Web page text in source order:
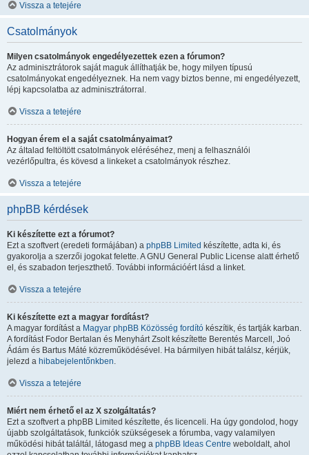
Vissza a tetejére
Csatolmányok
Milyen csatolmányok engedélyezettek ezen a fórumon?
Az adminisztrátorok saját maguk állíthatják be, hogy milyen típusú
csatolmányokat engedélyeznek. Ha nem vagy biztos benne, mi engedélyezett,
lépj kapcsolatba az adminisztrátorral.
Vissza a tetejére
Hogyan érem el a saját csatolmányaimat?
Az általad feltöltött csatolmányok eléréséhez, menj a felhasználói
vezérlőpultra, és kövesd a linkeket a csatolmányok részhez.
Vissza a tetejére
phpBB kérdések
Ki készítette ezt a fórumot?
Ezt a szoftvert (eredeti formájában) a phpBB Limited készítette, adta ki, és
gyakorolja a szerzői jogokat felette. A GNU General Public License alatt érhető
el, és szabadon terjeszthető. További információért lásd a linket.
Vissza a tetejére
Ki készítette ezt a magyar fordítást?
A magyar fordítást a Magyar phpBB Közösség fordító készítik, és tartják karban.
A fordítást Fodor Bertalan és Menyhárt Zsolt készítette Berentés Marcell, Joó
Ádám és Bartus Máté közreműködésével. Ha bármilyen hibát találsz, kérjük,
jelezd a hibabejelentőnkben.
Vissza a tetejére
Miért nem érhető el az X szolgáltatás?
Ezt a szoftvert a phpBB Limited készítette, és licenceli. Ha úgy gondolod, hogy
újabb szolgáltatások, funkciók szükségesek a fórumba, vagy valamilyen
működési hibát találtál, látogasd meg a phpBB Ideas Centre weboldalt, ahol